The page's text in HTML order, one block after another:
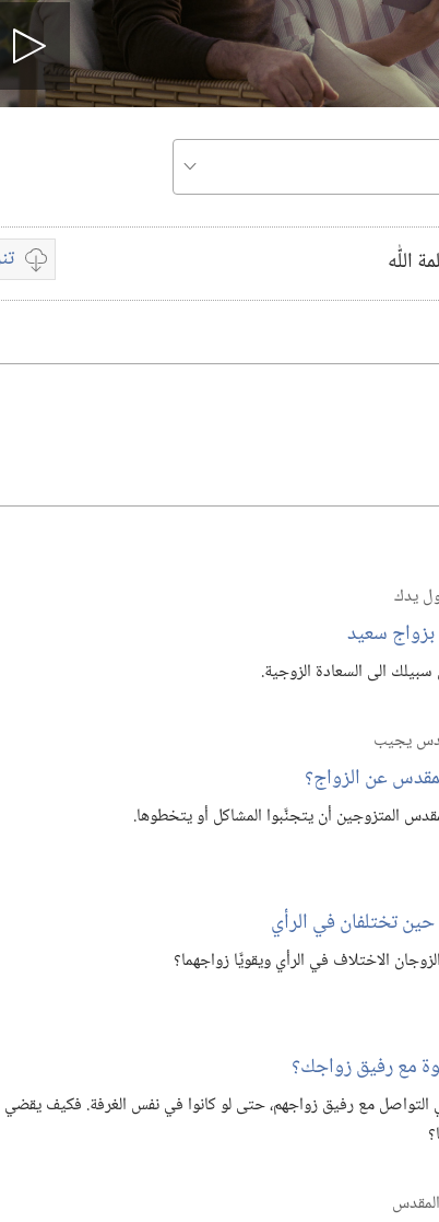
تشغيل
اللّٰه‏
تنزيل
يدك
بزواج سعيد
الى السعادة الزوجية.‏
يجيب
عن الزواج؟‏
المتزوجين أن يتجنَّبوا المشاكل أو يتخطوها.‏
تختلفان في الرأي
الاختلاف في الرأي ويقويَّا زواجهما؟‏
مع رفيق زواجك؟‏
مع رفيق زواجهم،‏ حتى لو كانوا في نفس الغرفة.‏ فكيف يقضي